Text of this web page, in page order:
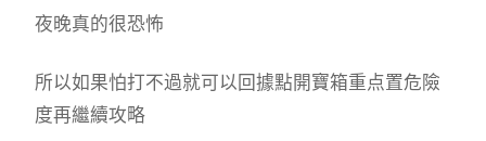
夜晚真的很恐怖
所以如果怕打不過就可以回據點開寶箱重点置危險
度再繼續攻略